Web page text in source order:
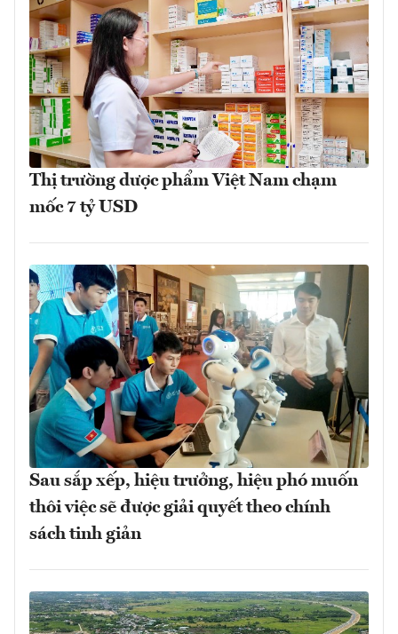
Thị trường dược phẩm Việt Nam chạm
mốc 7 tỷ USD
Sau sắp xếp, hiệu trưởng, hiệu phó muốn
thôi việc sẽ được giải quyết theo chính
sách tinh giản